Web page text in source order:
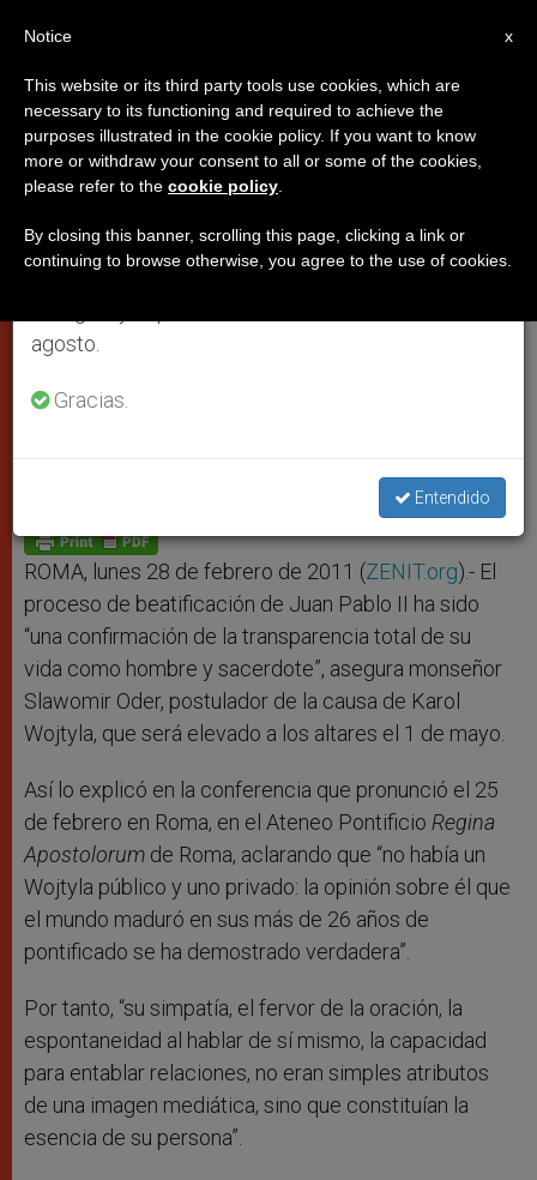
Para Juan Pablo II, la primera
tarea de un papa era rezar
beatificación
FEBRERO 28, 2011 00:00
a
p
p
s
g
e
r
c
o
k
i
r
a
ROMA, lunes 28 de febrero de 2011 (ZENIT.org).- El
proceso de beatificación de Juan Pablo II ha sido
“una confirmación de la transparencia total de su
vida como hombre y sacerdote”, asegura monseñor
Slawomir Oder, postulador de la causa de Karol
Wojtyla, que será elevado a los altares el 1 de mayo.
Así lo explicó en la conferencia que pronunció el 25
de febrero en Roma, en el Ateneo Pontificio Regina
Apostolorum de Roma, aclarando que “no había un
Wojtyla público y uno privado: la opinión sobre él que
el mundo maduró en sus más de 26 años de
pontificado se ha demostrado verdadera”.
Por tanto, “su simpatía, el fervor de la oración, la
espontaneidad al hablar de sí mismo, la capacidad
para entablar relaciones, no eran simples atributos
de una imagen mediática, sino que constituían la
esencia de su persona”.
×
Aviso importante
Del 27 de julio al 7 de agosto haremos la pausa
anual, aprovechando que en el periodo de verano
se generan menos informaciones y también el
agosto.
Gracias.
Entendido
x
Notice
This website or its third party tools use cookies, which are
necessary to its functioning and required to achieve the
purposes illustrated in the cookie policy. If you want to know
more or withdraw your consent to all or some of the cookies,
please refer to the cookie policy
By closing this banner, scrolling this page, clicking a link or
continuing to browse otherwise, you agree to the use of cookies.